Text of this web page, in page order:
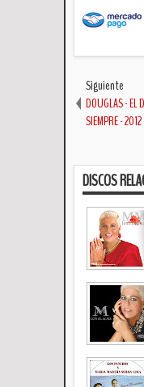
Siguiente
DOUGLAS - EL
SIEMPRE - 2012
DISCOS